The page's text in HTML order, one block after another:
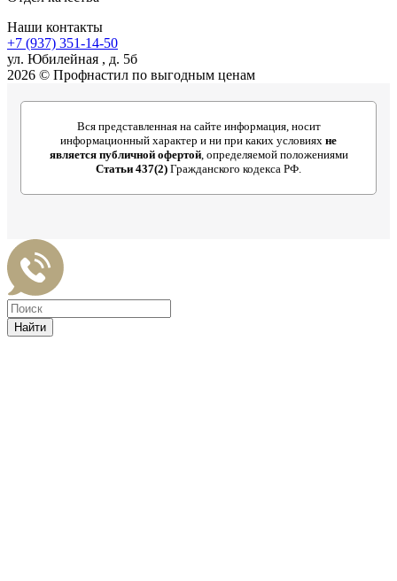
Наши контакты
+7 (937) 351-14-50
ул. Юбилейная , д. 5б
2026 © Профнастил по выгодным ценам
Вся представленная на сайте информация, носит
информационный характер и ни при каких условиях не
является публичной офертой, определяемой положениями
Статьи 437(2) Гражданского кодекса РФ.
Найти